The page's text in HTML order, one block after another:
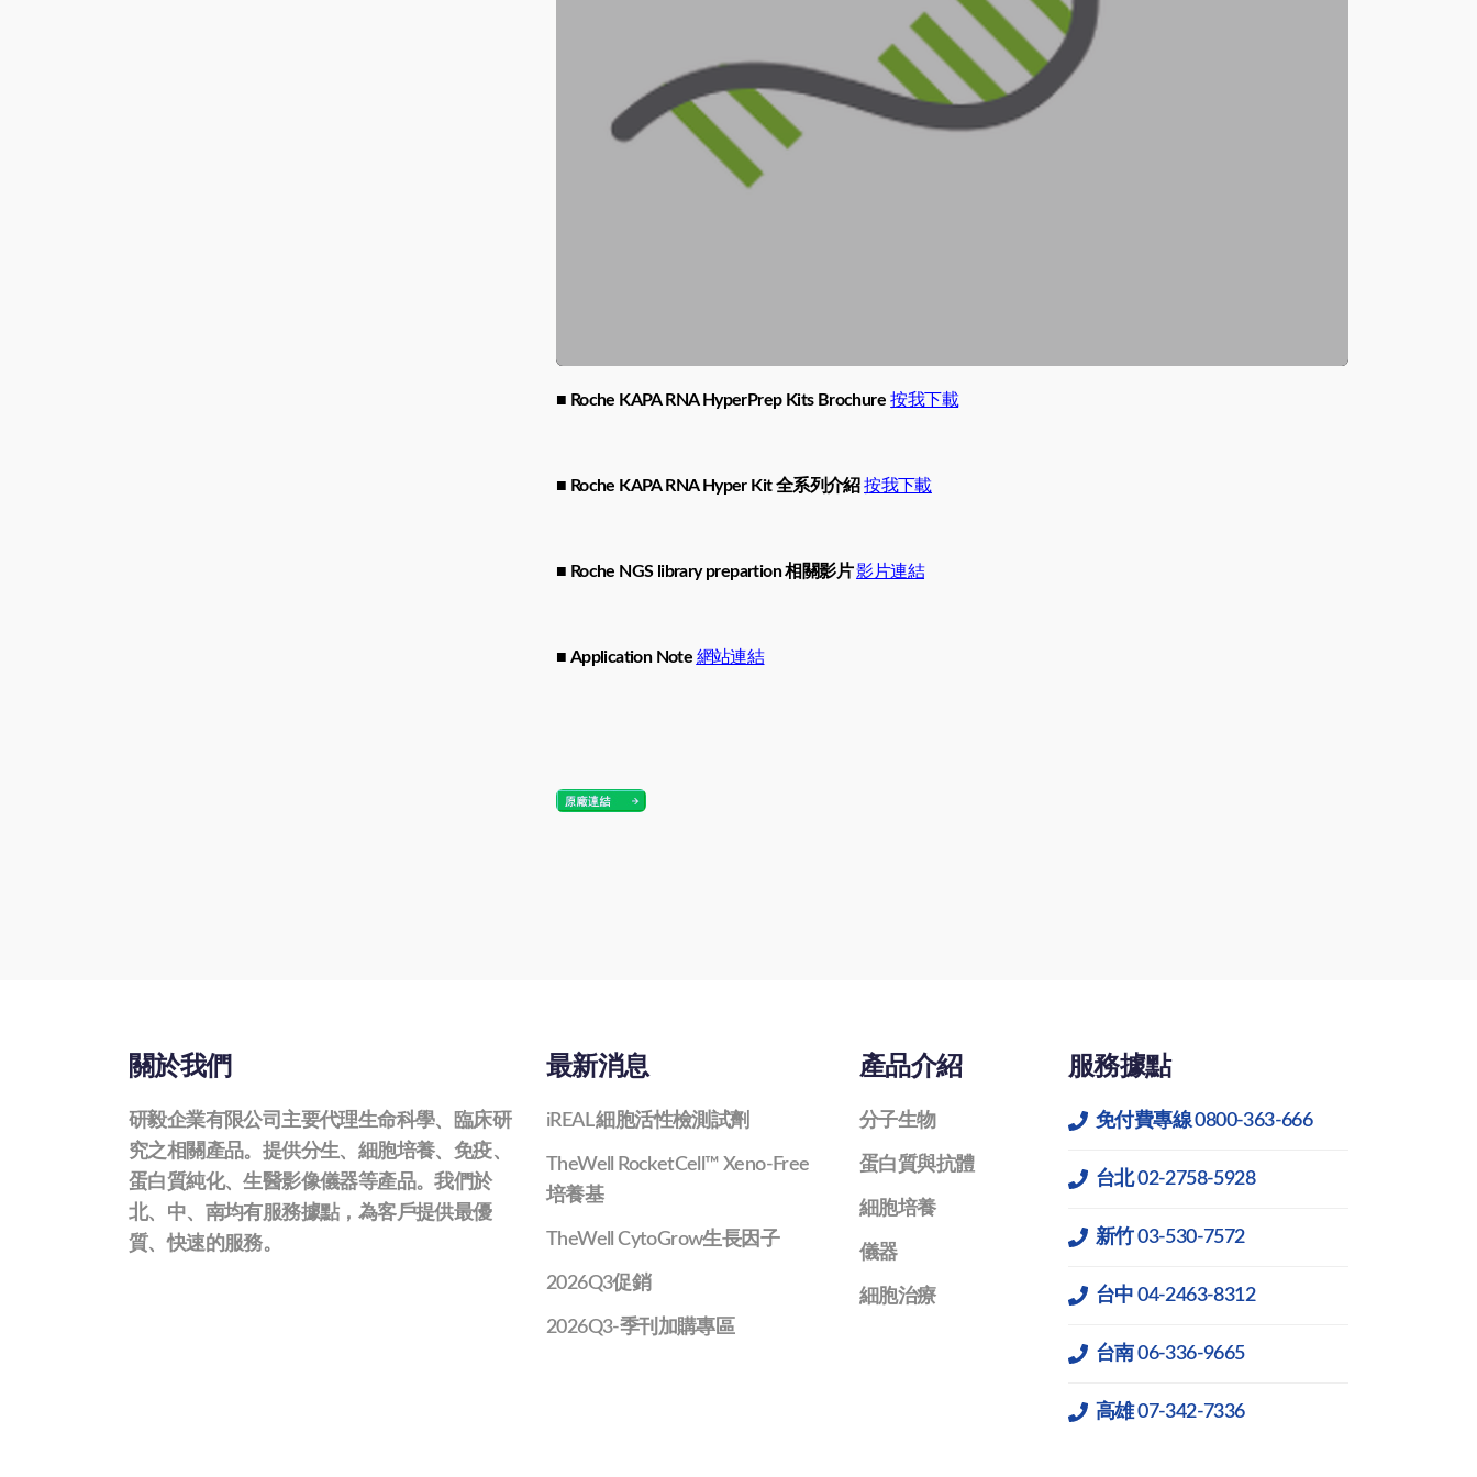
■ Roche KAPA RNA HyperPrep Kits Brochure 按我下載
■ Roche KAPA RNA Hyper Kit 全系列介紹按我下載
■ Roche NGS library prepartion 相關影片影片連結
■ Application Note 網站連結
關於我們
研毅企業有限公司主要代理生命科學、臨床研
究之相關產品。提供分生、細胞培養、免疫、
蛋白質純化、生醫影像儀器等產品。我們於
北、中、南均有服務據點，為客戶提供最優
質、快速的服務。
最新消息
iREAL 細胞活性檢測試劑
TheWell RocketCell™ Xeno-Free
培養基
TheWell CytoGrow生長因子
2026Q3促銷
2026Q3-季刊加購專區
產品介紹
分子生物
蛋白質與抗體
細胞培養
儀器
細胞治療
服務據點
免付費專線 0800-363-666
台北 02-2758-5928
新竹 03-530-7572
台中 04-2463-8312
台南 06-336-9665
高雄 07-342-7336